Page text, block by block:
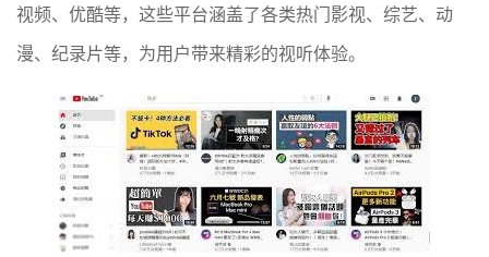
视频、优酷等，这些平台涵盖了各类热门影视、综艺、动
漫、纪录片等，为用户带来精彩的视听体验。